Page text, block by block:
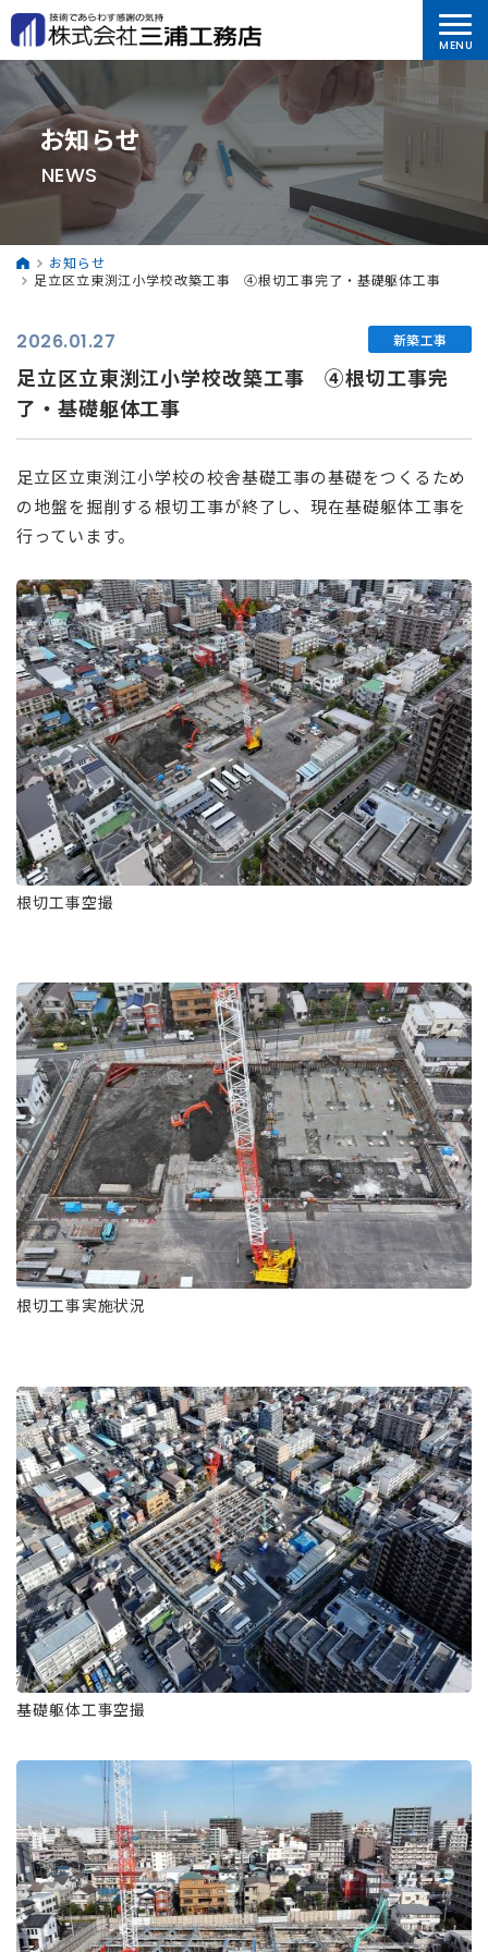
お知らせ
NEWS
お知らせ
足立区立東渕江小学校改築工事 ④根切工事完了・基礎躯体工事
2026.01.27 新築工事
足立区立東渕江小学校改築工事 ④根切工事完
了・基礎躯体工事
足立区立東渕江小学校の校舎基礎工事の基礎をつくるため
の地盤を掘削する根切工事が終了し、現在基礎躯体工事を
行っています。
根切工事空撮
根切工事実施状況
基礎躯体工事空撮